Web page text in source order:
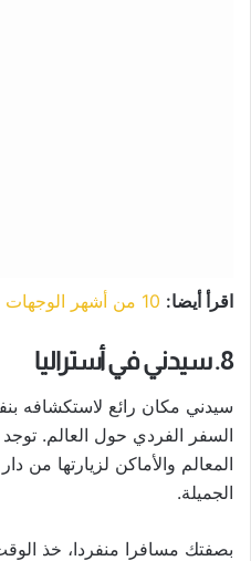
اقرأ أيضا: 10 من أشهر الوجهات السياحية في العالم 2024
8. سيدني في أستراليا
سيدني مكان رائع لاستكشافه
السفر الفردي حول العالم.
المعالم والأماكن لزيارتها من
الجميلة.
بصفتك مسافرا منفردا، خذ